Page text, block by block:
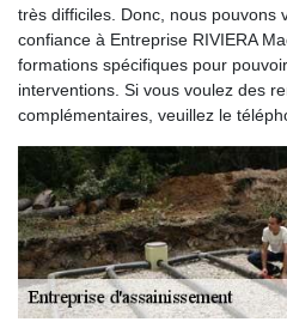
très difficiles. Donc, nous pouvons
confiance à Entreprise RIVIERA
formations spécifiques pour
interventions. Si vous voulez des
complémentaires, veuillez le